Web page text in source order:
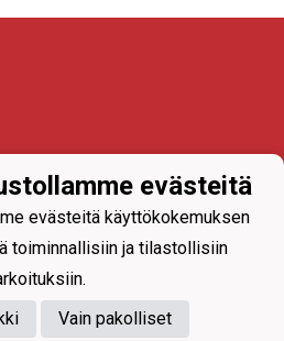
evästeitä
evästeitä käyttökokemuksen
toiminnallisiin ja tilastollisiin
Vain pakolliset